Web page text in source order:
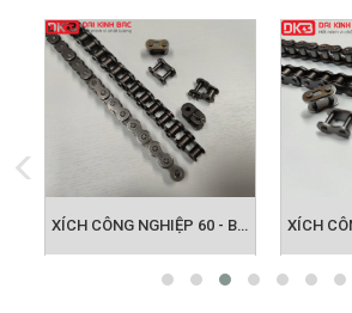
XÍCH CÔNG NGHIỆP 60 - BƯỚC XÍCH 19.050